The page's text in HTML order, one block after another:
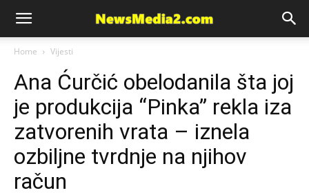
News
Media
Home Vijesti
Ana Ćurčić obelodanila šta joj
je produkcija “Pinka” rekla iza
zatvorenih vrata – iznela
ozbiljne tvrdnje na njihov
račun